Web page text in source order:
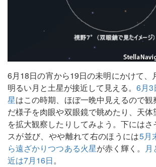
6月18日の宵から19日の未明にかけて、
明るい月と土星が接近して見える。 6月3
星はこの時期、ほぼ一晩中見えるので
だ様子を肉眼や双眼鏡で眺めたり、天
を拡大観察したりしてみよう。下には
スが並び、やや離れて右のほうには5月
ら遠ざかりつつある火星が赤く輝く。 月
近は7月16日。